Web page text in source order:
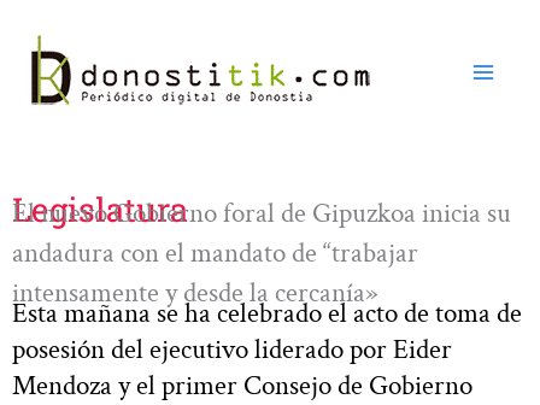
contenido
Legislatura
El nuevo Gobierno foral de Gipuzkoa inicia su
andadura con el mandato de “trabajar
intensamente y desde la cercanía»
Esta mañana se ha celebrado el acto de toma de
posesión del ejecutivo liderado por Eider
Mendoza y el primer Consejo de Gobierno